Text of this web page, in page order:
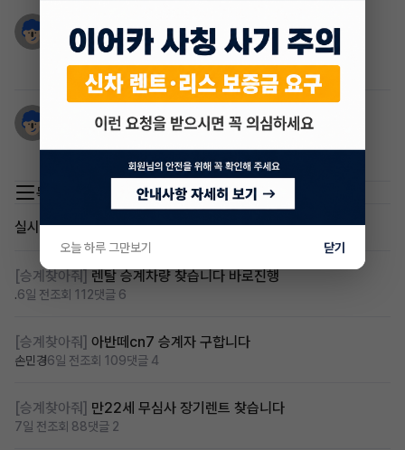
2년 전
제꺼봐주세요
심사한번 넣어보세요
목록 이동
실시간 인기글
[승계찾아줘] 렌탈 승계차량 찾습니다 바로진행
.6일 전조회 112댓글 6
[승계찾아줘] 아반떼cn7 승계자 구합니다
손민경6일 전조회 109댓글 4
[승계찾아줘] 만22세 무심사 장기렌트 찾습니다
7일 전조회 88댓글 2
오늘 하루 그만보기 닫기